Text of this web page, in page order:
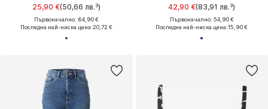
25,90 €(50,66 лв.³)
Първоначално: 64,90 €
Последна най-ниска цена:20,72 €
42,90 €(83,91 лв.³)
Първоначално: 54,90 €
Последна най-ниска цена:15,90 €